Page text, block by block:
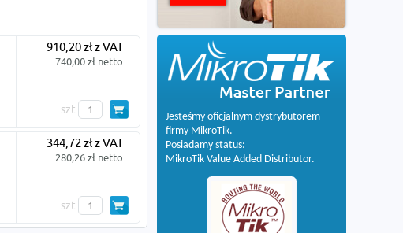
910,20 zł z VAT
740,00 zł netto
szt
344,72 zł z VAT
280,26 zł netto
szt
Jesteśmy oficjalnym dystrybutorem
firmy MikroTik.
Posiadamy status:
MikroTik Value Added Distributor.